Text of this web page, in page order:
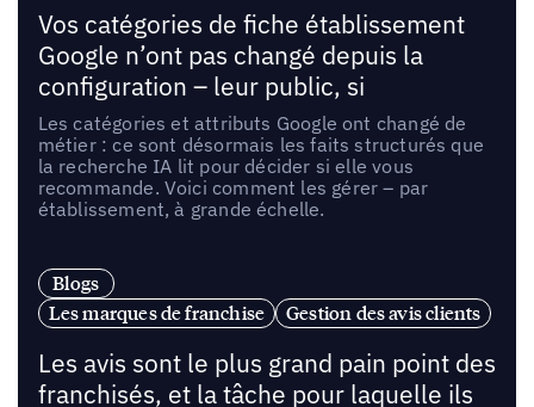
Vos catégories de fiche établissement
Google n’ont pas changé depuis la
configuration – leur public, si
Les catégories et attributs Google ont changé de
métier : ce sont désormais les faits structurés que
la recherche IA lit pour décider si elle vous
recommande. Voici comment les gérer – par
établissement, à grande échelle.
Blogs
Les marques de franchise
Gestion des avis clients
Les avis sont le plus grand pain point des
franchisés, et la tâche pour laquelle ils